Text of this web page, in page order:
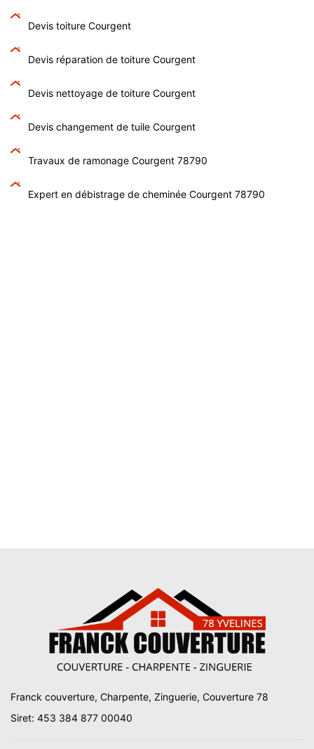
Devis toiture Courgent
Devis réparation de toiture Courgent
Devis nettoyage de toiture Courgent
Devis changement de tuile Courgent
Travaux de ramonage Courgent 78790
Expert en débistrage de cheminée Courgent 78790
Franck couverture, Charpente, Zinguerie, Couverture 78
Siret: 453 384 877 00040